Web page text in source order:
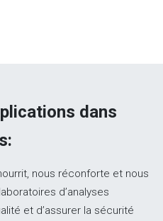
dans
nous réconforte et nous
d’analyses
et d’assurer la sécurité